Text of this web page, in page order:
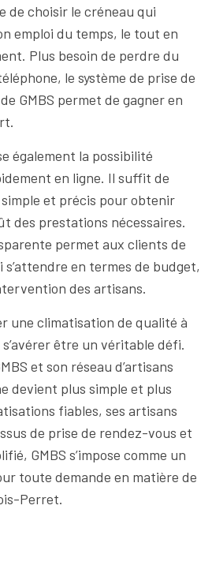
de choisir le créneau qui
emploi du temps, le tout en
Plus besoin de perdre du
le système de prise de
GMBS permet de gagner en
également la possibilité
en ligne. Il suffit de
et précis pour obtenir
des prestations nécessaires.
permet aux clients de
s’attendre en termes de budget,
des artisans.
une climatisation de qualité à
être un véritable défi.
et son réseau d’artisans
devient plus simple et plus
fiables, ses artisans
de prise de rendez-vous et
GMBS s’impose comme un
toute demande en matière de
Perret.